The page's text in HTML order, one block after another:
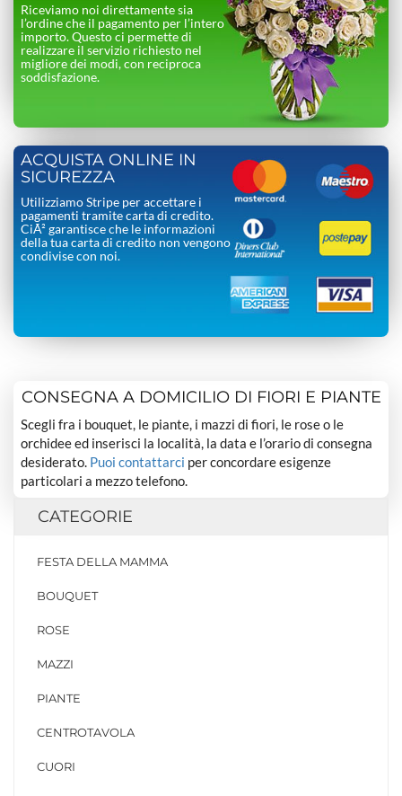
Riceviamo noi direttamente sia
l’ordine che il pagamento per l’intero
importo. Questo ci permette di
realizzare il servizio richiesto nel
migliore dei modi, con reciproca
soddisfazione.
ACQUISTA ONLINE IN
SICUREZZA
Utilizziamo Stripe per accettare i
pagamenti tramite carta di credito.
CiÃ² garantisce che le informazioni
della tua carta di credito non vengono
condivise con noi.
CONSEGNA A DOMICILIO DI FIORI E PIANTE
Scegli fra i bouquet, le piante, i mazzi di fiori, le rose o le
orchidee ed inserisci la località, la data e l’orario di consegna
desiderato. Puoi contattarci per concordare esigenze
particolari a mezzo telefono.
CATEGORIE
FESTA DELLA MAMMA
BOUQUET
ROSE
MAZZI
PIANTE
CENTROTAVOLA
CUORI